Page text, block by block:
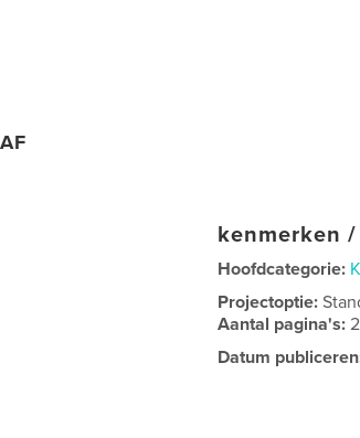
kenmerken
Hoofdcategorie:
Projectoptie:
Aantal pagina's:
Datum